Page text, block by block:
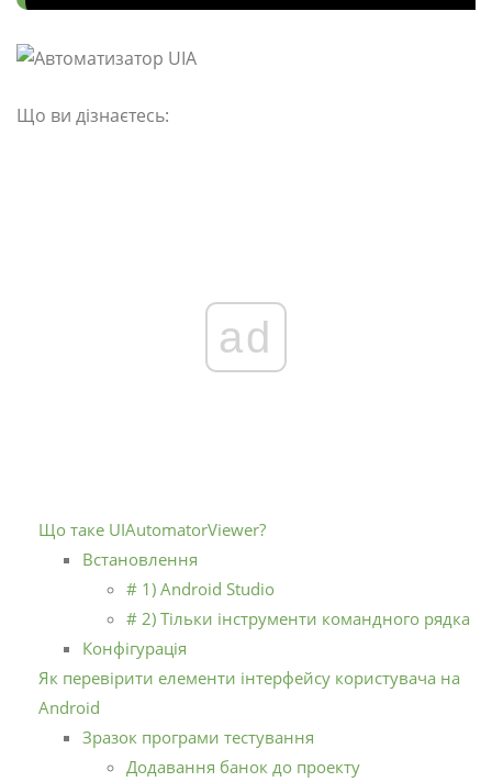
Що ви дізнаєтесь:
ad
Що таке UIAutomatorViewer?
Встановлення
# 1) Android Studio
# 2) Тільки інструменти командного рядка
Конфігурація
Як перевірити елементи інтерфейсу користувача на
Android
Зразок програми тестування
Додавання банок до проекту